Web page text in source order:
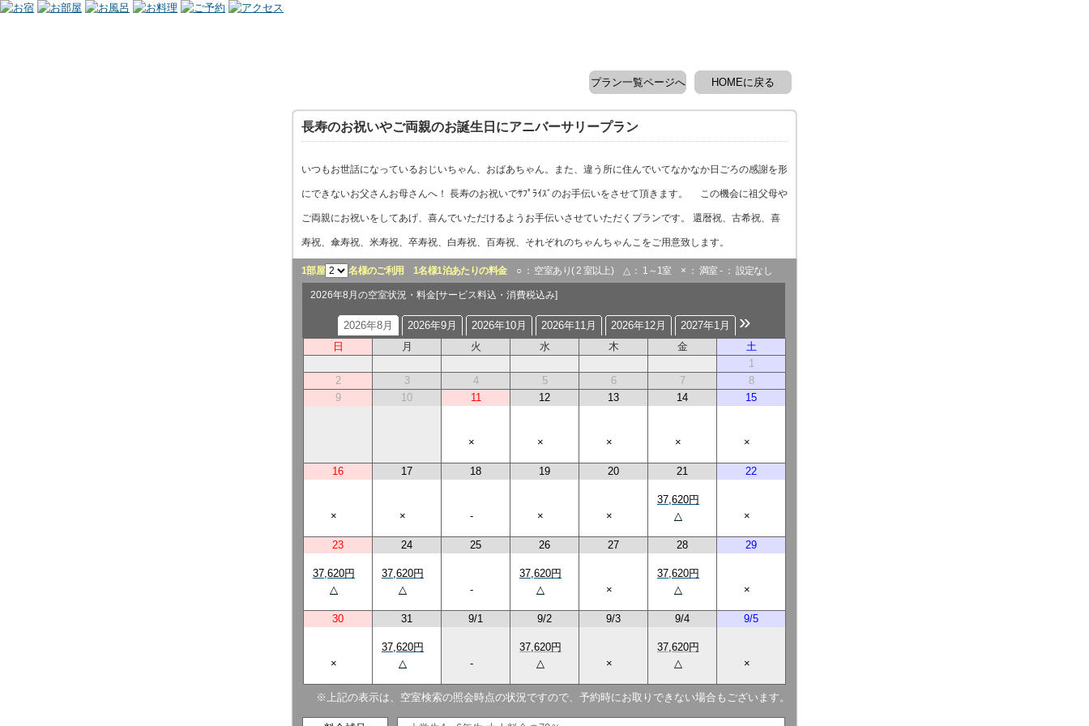
HOMEに戻る
プラン一覧ページへ
長寿のお祝いやご両親のお誕生日にアニバーサリープラン
いつもお世話になっているおじいちゃん、おばあちゃん。また、違う所に住んでいてなかなか日ごろの感謝を形
にできないお父さんお母さんへ！ 長寿のお祝いでｻﾌﾟﾗｲｽﾞのお手伝いをさせて頂きます。 この機会に祖父母や
ご両親にお祝いをしてあげ、喜んでいただけるようお手伝いさせていただくプランです。 還暦祝、古希祝、喜
寿祝、傘寿祝、米寿祝、卒寿祝、白寿祝、百寿祝、それぞれのちゃんちゃんこをご用意致します。
1部屋 名様のご利用 1名様1泊あたりの料金○ ： 空室あり( 2 室以上) △ ： 1～1室 × ： 満室 - ： 設定なし
2026年8月の空室状況・料金[サービス料込・消費税込み]
2026年8月 2026年9月 2026年10月 2026年11月 2026年12月 2027年1月 »
日 月 火 水 木 金
土
1
2
3 4 5 6 7
8
9
10 11
×
12
×
13
×
14
×
15
×
16
×
17
×
18
-
19
×
20
×
21
37,620円
△
22
×
23
37,620円
△
24
37,620円
△
25
-
26
37,620円
△
27
×
28
37,620円
△
29
×
30
×
31
37,620円
△
9/1
-
9/2
37,620円
△
9/3
×
9/4
37,620円
△
9/5
×
※上記の表示は、空室検索の照会時点の状況ですので、予約時にお取りできない場合もございます。